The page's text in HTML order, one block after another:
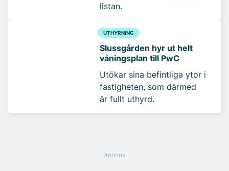
listan.
UTHYRNING
Slussgården hyr ut helt
våningsplan till PwC
Utökar sina befintliga ytor i
fastigheten, som därmed
är fullt uthyrd.